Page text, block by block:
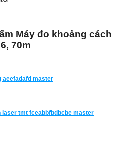
Máy đo khoảng cách
70m